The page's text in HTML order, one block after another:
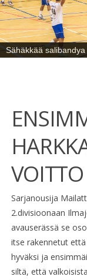
Sähäkkää
VOITTO
Sarjanousija
2.divisioonaan
avauserässä se
itse rakennetut
hyväksi ja
siltä, että